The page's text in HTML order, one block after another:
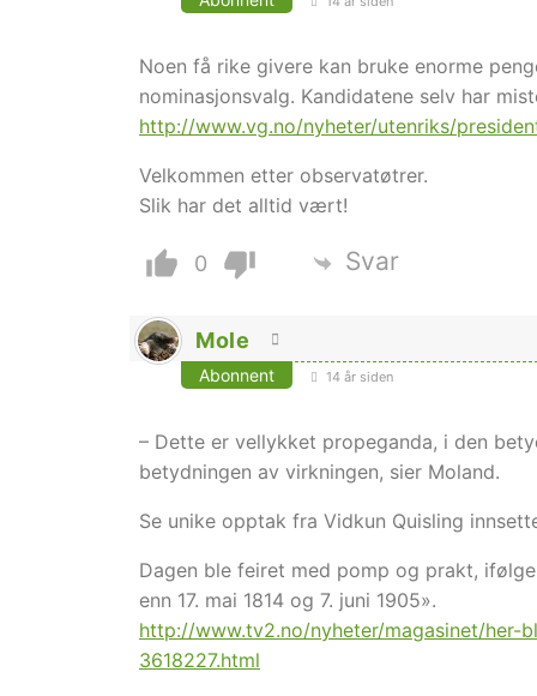
Noen få rike givere kan bruke enorme
nominasjonsvalg. Kandidatene selv har
http://www.vg.no/nyheter/utenriks/
Velkommen etter observatøtrer.
Slik har det alltid vært!
0 Svar
Mole
Abonnent 14 år siden
– Dette er vellykket propeganda, i den
betydningen av virkningen, sier Moland.
Se unike opptak fra Vidkun Quisling
Dagen ble feiret med pomp og prakt,
enn 17. mai 1814 og 7. juni 1905».
http://www.tv2.no/nyheter/magasinet/her-
3618227.html